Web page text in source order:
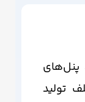
پنل‌های
تولید